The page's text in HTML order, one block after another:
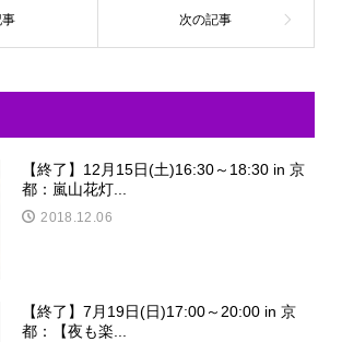
【終了】12月15日(土)16:30～18:30 in 京
都：嵐山花灯...
2018.12.06
【終了】7月19日(日)17:00～20:00 in 京
都：【夜も楽...